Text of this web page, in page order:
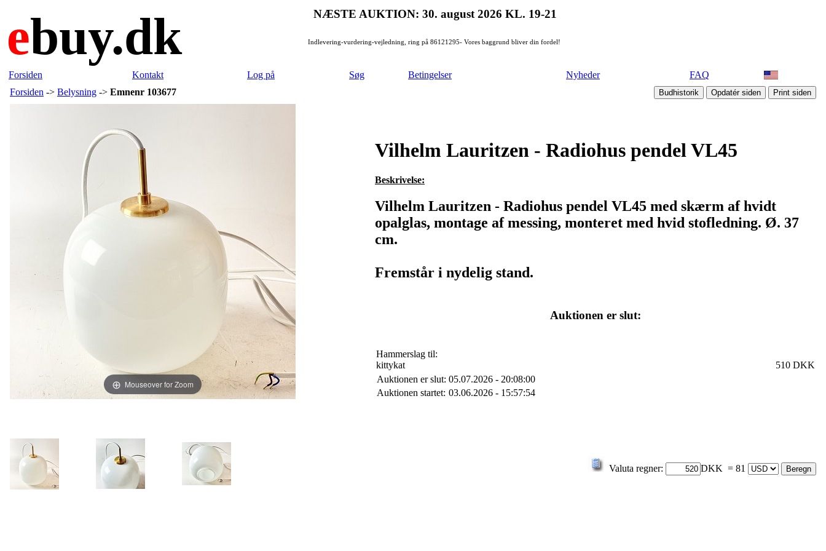
ebuy.dk NÆSTE AUKTION: 30. august 2026 KL. 19-21
Indlevering-vurdering-vejledning, ring på 86121295- Vores baggrund bliver din fordel!
Forsiden Kontakt Log på Søg Betingelser Nyheder
FAQ
Forsiden -> Belysning -> Emnenr 103677
Mouseover for Zoom
Vilhelm Lauritzen - Radiohus pendel VL45
Beskrivelse:
Vilhelm Lauritzen - Radiohus pendel VL45 med skærm af hvidt
opalglas, montage af messing, monteret med hvid stofledning. Ø. 37
cm.
Fremstår i nydelig stand.
Auktionen er slut:
Hammerslag til:
kittykat
510 DKK
Auktionen er slut: 05.07.2026 - 20:08:00
Auktionen startet: 03.06.2026 - 15:57:54
Valuta regner: DKK = 81